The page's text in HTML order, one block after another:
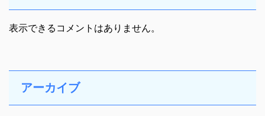
表示できるコメントはありません。
アーカイブ